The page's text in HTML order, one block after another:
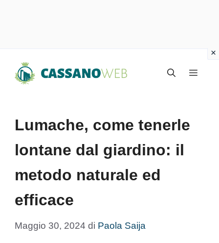
Menu
Lumache, come tenerle
lontane dal giardino: il
metodo naturale ed
efficace
Maggio 30, 2024 di Paola Saija